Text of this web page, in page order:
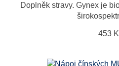
Doplněk stravy. Gynex je
453